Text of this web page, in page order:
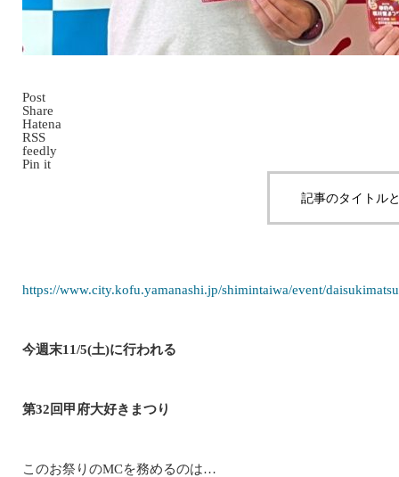
Post
Share
Hatena
RSS
feedly
Pin it
記事のタイトル
https://www.city.kofu.yamanashi.jp/shimintaiwa/event/
今週末11/5(土)に行われる
第32回甲府大好きまつり
このお祭りのMCを務めるのは…